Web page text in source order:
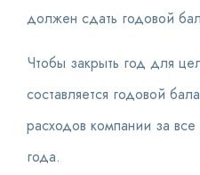
должен сдать годовой
Чтобы закрыть год для
составляется годовой
расходов компании за
года.